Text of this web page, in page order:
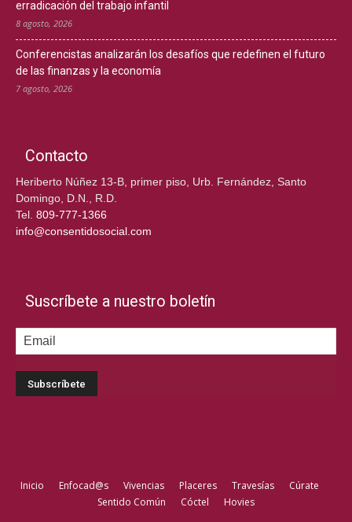
erradicación del trabajo infantil
8 agosto, 2026
Conferencistas analizarán los desafíos que redefinen el futuro
de las finanzas y la economía
7 agosto, 2026
Contacto
Heriberto Núñez 13-B, primer piso, Urb. Fernández, Santo
Domingo, D.N., R.D.
Tel. 809-777-1366
info@consentidosocial.com
Suscríbete a nuestro boletín
Inicio Enfocad@s Vivencias Placeres Travesías
Cúrate
Sentido Común
Cóctel Hovies